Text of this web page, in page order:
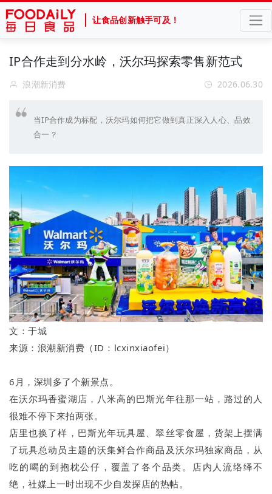
让食品创新触手可及！
IP合作走到分水岭，沃尔玛探索零售新范式
浪潮新消费 2026.06.30
当IP合作成为标配，沃尔玛如何把它做到真正深入人心、品效
合一？
文：于城
来源：浪潮新消费（ID：lcxinxiaofei）
6月，深圳多了个新景点。
在沃尔玛香蜜湖店，八米高的巴斯光年往那一站，路过的人
很难不停下来拍两张。
店里也换了样，巴斯光年玩具屋、翠丝零食屋，货架上摆满
了玩具总动员主题的沃集鲜合作商品及沃尔玛独家商品，从
吃的喝的到抱枕公仔，覆盖了各个品类。店内人流络绎不
绝，社媒上一时出现不少自发探店的热帖。